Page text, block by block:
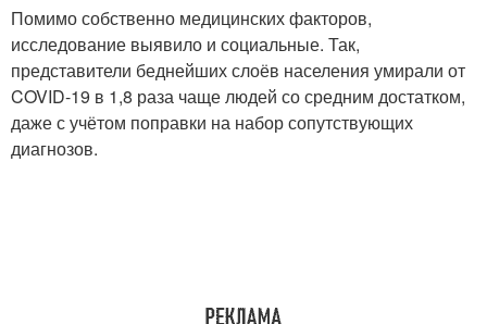
Помимо собственно медицинских факторов,
исследование выявило и социальные. Так,
представители беднейших слоёв населения умирали от
COVID-19 в 1,8 раза чаще людей со средним достатком,
даже с учётом поправки на набор сопутствующих
диагнозов.